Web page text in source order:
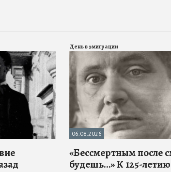
День в эмиграции
06.08.2026
«Бессмертным после
будешь…» К 125-летию